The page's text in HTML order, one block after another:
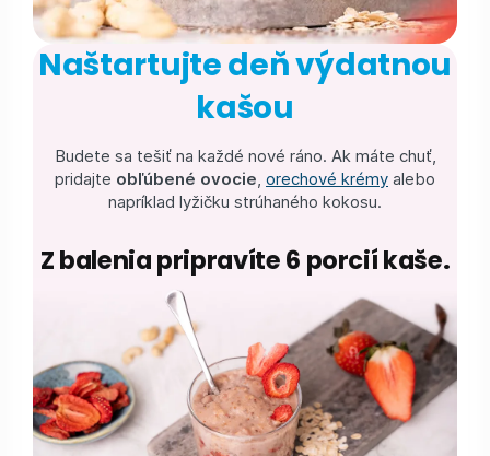
Naštartujte deň výdatnou
kašou
Budete sa tešiť na každé nové ráno. Ak máte chuť,
pridajte obľúbené ovocie orechové krémy alebo
napríklad lyžičku strúhaného kokosu.
Z balenia pripravíte 6 porcií kaše.